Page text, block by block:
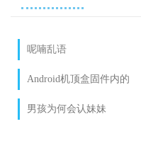
呢喃乱语
Android机顶盒固件内的
男孩为何会认妹妹